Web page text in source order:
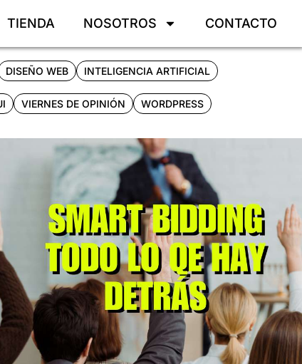
TIENDA NOSOTROS CONTACTO
DISEÑO WEB INTELIGENCIA ARTIFICIAL
VIERNES DE OPINIÓN WORDPRESS